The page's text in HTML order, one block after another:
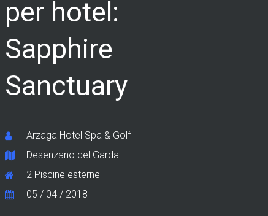
per hotel:
Sapphire
Sanctuary
Arzaga Hotel Spa & Golf
Desenzano del Garda
2 Piscine esterne
05 / 04 / 2018